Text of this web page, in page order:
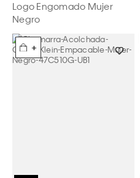
Logo Engomado Mujer
Negro
+